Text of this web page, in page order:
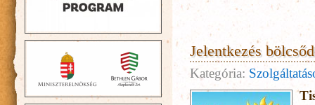
Jelentkezés
Kategória: